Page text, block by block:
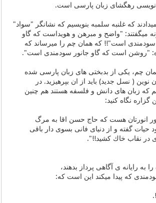
نویسی رهگشای زبان پارسی است.
كه غلنبه سلمبه بنویسیم كه نشانگر "سواد"
میگفتند: "واضح و مبرهن و هویداست كه گاو
سودمندی است"!! كه همان چم را میرساند كه
"روشن است كه گاو جانور سودمندی است".
چم، یكی از بدبختی های زبان پارسی شده
( نسل جدید) باید از ان بپرهیزید. در
كه زبان های دانش و فلسفه هستند هم چنین
گزاره نگاه كنید:
انورتان هست كه حاج حسن اقا به مرگ
حیات گفته و از دنیای فانی بسوی دار باقی
در نقاب خاك كشید!!".
به رایانه ی آگاهی پرداز بدهند،
كه پیدا میكند این است كه: